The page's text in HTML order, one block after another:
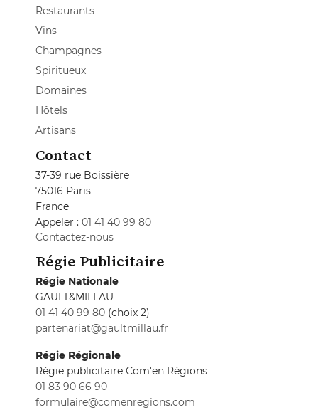
Restaurants
Vins
Champagnes
Spiritueux
Domaines
Hôtels
Artisans
Contact
37-39 rue Boissière
75016 Paris
France
Appeler : 01 41 40 99 80
Contactez-nous
Régie Publicitaire
Régie Nationale
GAULT&MILLAU
01 41 40 99 80 (choix 2)
partenariat@gaultmillau.fr
Régie Régionale
Régie publicitaire Com'en Régions
01 83 90 66 90
formulaire@comenregions.com